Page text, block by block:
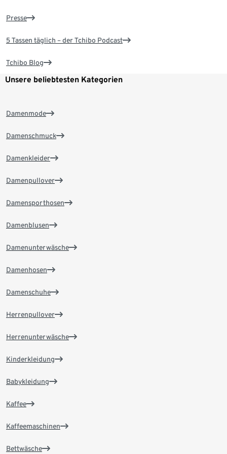
Presse
5 Tassen täglich – der Tchibo Podcast
Tchibo Blog
Unsere beliebtesten Kategorien
Damenmode
Damenschmuck
Damenkleider
Damenpullover
Damensporthosen
Damenblusen
Damenunterwäsche
Damenhosen
Damenschuhe
Herrenpullover
Herrenunterwäsche
Kinderkleidung
Babykleidung
Kaffee
Kaffeemaschinen
Bettwäsche